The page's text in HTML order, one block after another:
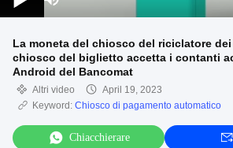
La moneta del chiosco del riciclatore
chiosco del biglietto accetta i contanti
Android del Bancomat
Altri video
April 19, 2023
Keyword: Chiosco di pagamento automatico
Chiacchierare